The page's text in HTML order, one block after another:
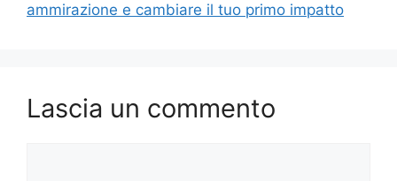
ammirazione e cambiare il tuo primo impatto
Lascia un commento